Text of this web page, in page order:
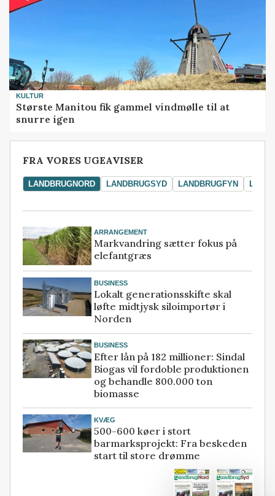
KULTUR
Største Manitou fik gammel vindmølle til at
snurre igen
FRA VORES UGEAVISER
LANDBRUGNORD LANDBRUGSYD LANDBRUGFYN
ARRANGEMENT
Markvandring sætter fokus på
elefantgræs
BUSINESS
Lokalt generationsskifte skal
løfte midtjysk siloimportør i
Norden
BUSINESS
Efter lån på 182 millioner: Sindal
Biogas vil fordoble produktionen
og behandle 800.000 ton
biomasse
KVÆG
500-600 køer i stort
barmarksprojekt: Fra beskeden
start til store drømme